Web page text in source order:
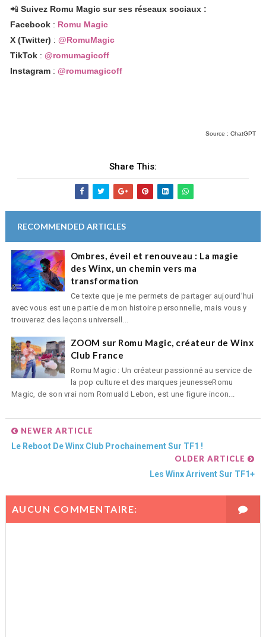
📲 Suivez Romu Magic sur ses réseaux sociaux :
Facebook: Romu Magic
X (Twitter) : @RomuMagic
TikTok: @romumagicoff
Instagram: @romumagicoff
Source : ChatGPT
Share This:
RECOMMENDED ARTICLES
Ombres, éveil et renouveau : La magie
des Winx, un chemin vers ma
transformation
Ce texte que je me permets de partager aujourd’hui
avec vous est une partie de mon histoire personnelle, mais vous y
trouverez des leçons universell...
ZOOM sur Romu Magic, créateur de Winx
Club France
Romu Magic : Un créateur passionné au service de
la pop culture et des marques jeunesseRomu
Magic, de son vrai nom Romuald Lebon, est une figure incon...
NEWER ARTICLE
Le Reboot De Winx Club Prochainement Sur TF1 !
OLDER ARTICLE
Les Winx Arrivent Sur TF1+
AUCUN COMMENTAIRE: